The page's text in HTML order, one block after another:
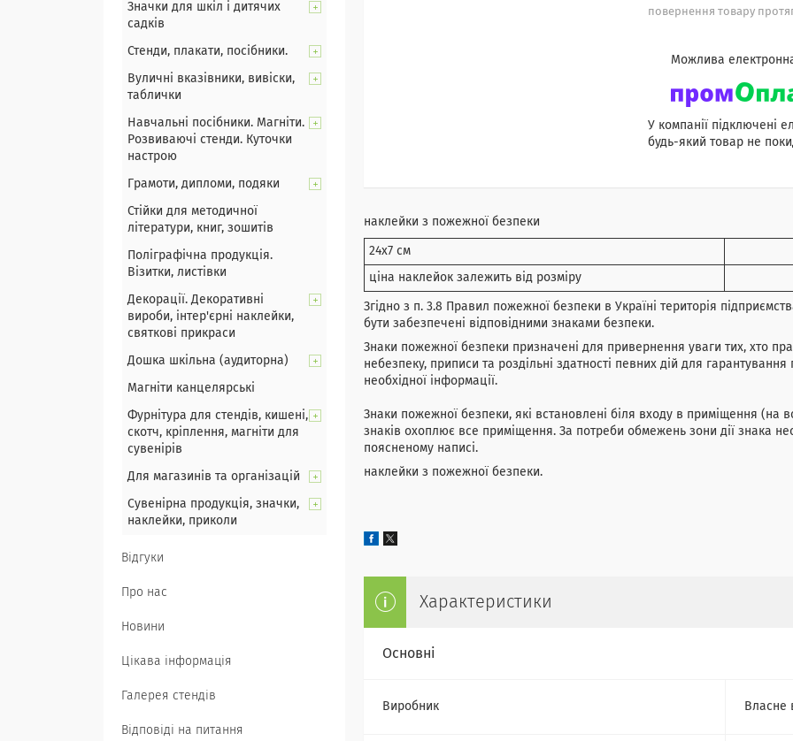
повернення товару
У компанії підключені
будь-який товар не
наклейки з пожежної безпеки
24х7 см
ціна наклейок залежить від розміру
Згідно з п. 3.8 Правил пожежної безпеки в Україні територія
бути забезпечені відповідними знаками безпеки.
Знаки пожежної безпеки призначені для привернення уваги тих, хто
небезпеку, приписи та роздільні здатності певних дій для
необхідної інформації.
Знаки пожежної безпеки, які встановлені біля входу в приміщення (на
знаків охоплює все приміщення. За потреби обмежень зони дії знака
поясненому написі.
наклейки з пожежної безпеки.
Характеристики
Основні
Виробник Власне
Значки для шкіл і дитячих
садків
Стенди, плакати, посібники.
Вуличні вказівники, вивіски,
таблички
Навчальні посібники. Магніти.
Розвиваючі стенди. Куточки
настрою
Грамоти, дипломи, подяки
Стійки для методичної
літератури, книг, зошитів
Поліграфічна продукція.
Візитки, листівки
Декорації. Декоративні
вироби, інтер'єрні наклейки,
святкові прикраси
Дошка шкільна (аудиторна)
Магніти канцелярські
Фурнітура для стендів, кишені,
скотч, кріплення, магніти для
сувенірів
Для магазинів та організацій
Сувенірна продукція, значки,
наклейки, приколи
Відгуки
Про нас
Новини
Цікава інформація
Галерея стендів
Відповіді на питання